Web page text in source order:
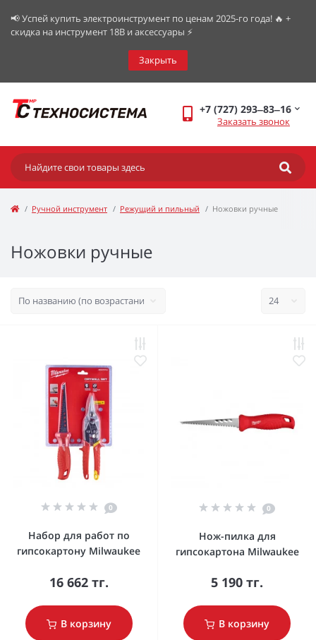
📢 Успей купить электроинструмент по ценам 2025-го года! 🔥 +
скидка на инструмент 18В и аксессуары ⚡️
Закрыть
+7 (727) 293‒83‒16
Заказать звонок
Ручной инструмент Режущий и пильный Ножовки ручные
Ножовки ручные
0
Набор для работ по
гипсокартону Milwaukee
16 662 тг.
В корзину
0
Нож-пилка для
гипсокартона Milwaukee
5 190 тг.
В корзину